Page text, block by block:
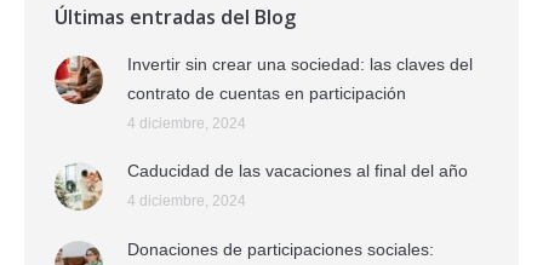
Últimas entradas del Blog
Invertir sin crear una sociedad: las claves del
contrato de cuentas en participación
4 diciembre, 2024
Caducidad de las vacaciones al final del año
4 diciembre, 2024
Donaciones de participaciones sociales: